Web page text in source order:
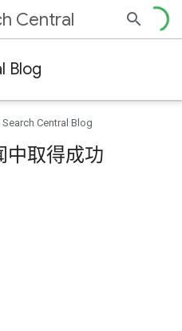
Central
Blog
Central Blog
中取得成功